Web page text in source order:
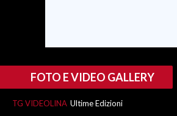
NOTIZIE
EVENTIFOTO E VIDEO GALLERY
TG VIDEOLINA Ultime Edizioni